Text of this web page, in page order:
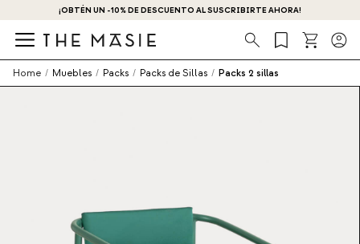
¡OBTÉN UN -10% DE DESCUENTO AL SUSCRIBIRTE AHORA!
Búsqueda
Home / Muebles / Packs / Packs de Sillas / Packs 2 sillas